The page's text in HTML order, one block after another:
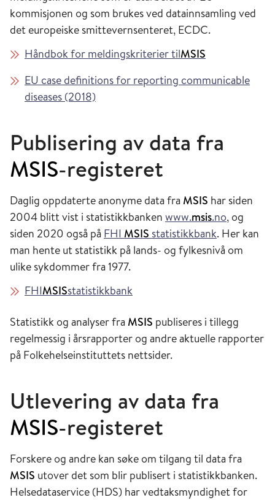
kommisjonen og som brukes ved datainnsamling ved
det europeiske smittevernsenteret, ECDC.
Håndbok for meldingskriterier tilMSIS
EU case definitions for reporting communicable
diseases (2018)
Publisering av data fra
MSIS-registeret
Daglig oppdaterte anonyme data fra MSIS har siden
2004 blitt vist i statistikkbanken www.msis.no, og
siden 2020 også på FHI MSIS statistikkbank. Her kan
man hente ut statistikk på lands- og fylkesnivå om
ulike sykdommer fra 1977.
FHIMSISstatistikkbank
Statistikk og analyser fra MSIS publiseres i tillegg
regelmessig i årsrapporter og andre aktuelle rapporter
på Folkehelseinstituttets nettsider.
Utlevering av data fra
MSIS-registeret
Forskere og andre kan søke om tilgang til data fra
MSIS utover det som blir publisert i statistikkbanken.
Helsedataservice (HDS) har vedtaksmyndighet for